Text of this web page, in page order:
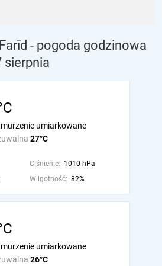
- pogoda godzinowa
sierpnia
27°C
umiarkowane
Ciśnienie: 1010 hPa
Wilgotność: 82%
26°C
umiarkowane